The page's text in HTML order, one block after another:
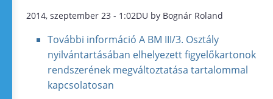
2014, szeptember 23 - 1:02DU by Bognár Roland
További információ A BM III/3. Osztály
nyilvántartásában elhelyezett figyelőkartonok
rendszerének megváltoztatása tartalommal
kapcsolatosan